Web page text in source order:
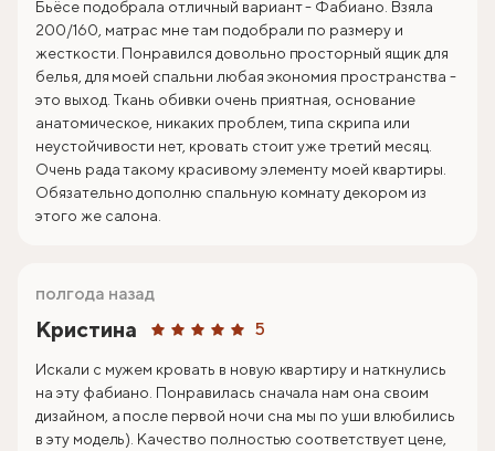
Бьёсе подобрала отличный вариант - Фабиано. Взяла
200/160, матрас мне там подобрали по размеру и
жесткости. Понравился довольно просторный ящик для
белья, для моей спальни любая экономия пространства -
это выход. Ткань обивки очень приятная, основание
анатомическое, никаких проблем, типа скрипа или
неустойчивости нет, кровать стоит уже третий месяц.
Очень рада такому красивому элементу моей квартиры.
Обязательно дополню спальную комнату декором из
этого же салона.
Кристина 5
полгода назад
Искали с мужем кровать в новую квартиру и наткнулись
на эту фабиано. Понравилась сначала нам она своим
дизайном, а после первой ночи сна мы по уши влюбились
в эту модель). Качество полностью соответствует цене,